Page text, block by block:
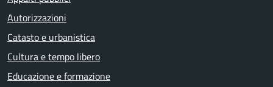
Autorizzazioni
Catasto e urbanistica
Cultura e tempo libero
Educazione e formazione